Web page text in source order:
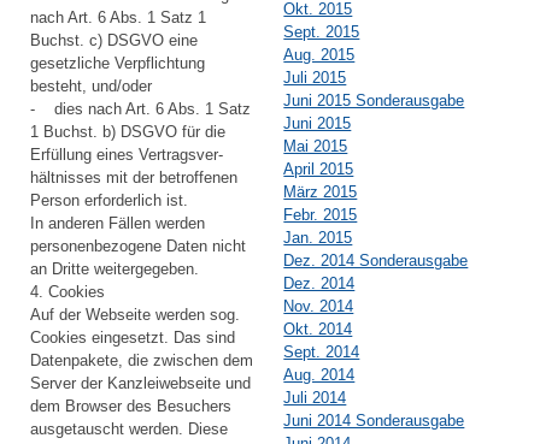
nach Art. 6 Abs. 1 Satz 1
Buchst. c) DSGVO eine
gesetzliche Verpflichtung
besteht, und/oder
- dies nach Art. 6 Abs. 1 Satz
1 Buchst. b) DSGVO für die
Erfüllung eines Vertragsver-
hältnisses mit der betroffenen
Person erforderlich ist.
In anderen Fällen werden
personenbezogene Daten nicht
an Dritte weitergegeben.
4. Cookies
Auf der Webseite werden sog.
Cookies eingesetzt. Das sind
Datenpakete, die zwischen dem
Server der Kanzleiwebseite und
dem Browser des Besuchers
ausgetauscht werden. Diese
Okt. 2015
Sept. 2015
Aug. 2015
Juli 2015
Juni 2015 Sonderausgabe
Juni 2015
Mai 2015
April 2015
März 2015
Febr. 2015
Jan. 2015
Dez. 2014 Sonderausgabe
Dez. 2014
Nov. 2014
Okt. 2014
Sept. 2014
Aug. 2014
Juli 2014
Juni 2014 Sonderausgabe